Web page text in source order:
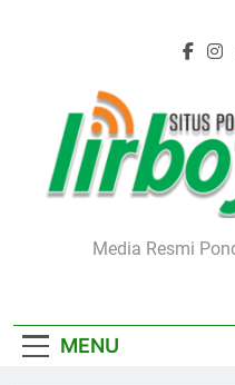
Media Resmi
MENU